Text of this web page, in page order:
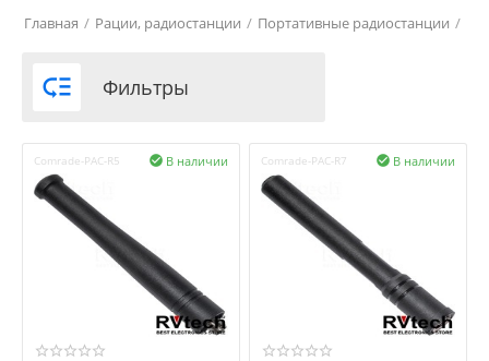
Главная / Рации, радиостанции / Портативные радиостанции /
 Фильтры
Comrade-PAC-R5 В наличии
 Comrade-PAC-R7 В наличии
